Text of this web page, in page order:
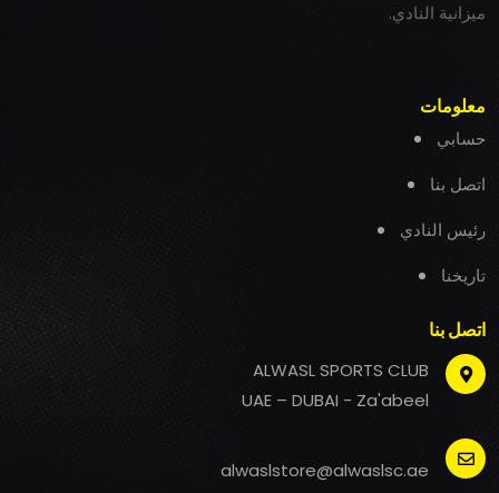
ميزانية النادي.
معلومات
حسابي
اتصل بنا
رئيس النادي
تاريخنا
اتصل بنا
ALWASL SPORTS CLUB
UAE – DUBAI - Za'abeel
alwaslstore@alwaslsc.ae